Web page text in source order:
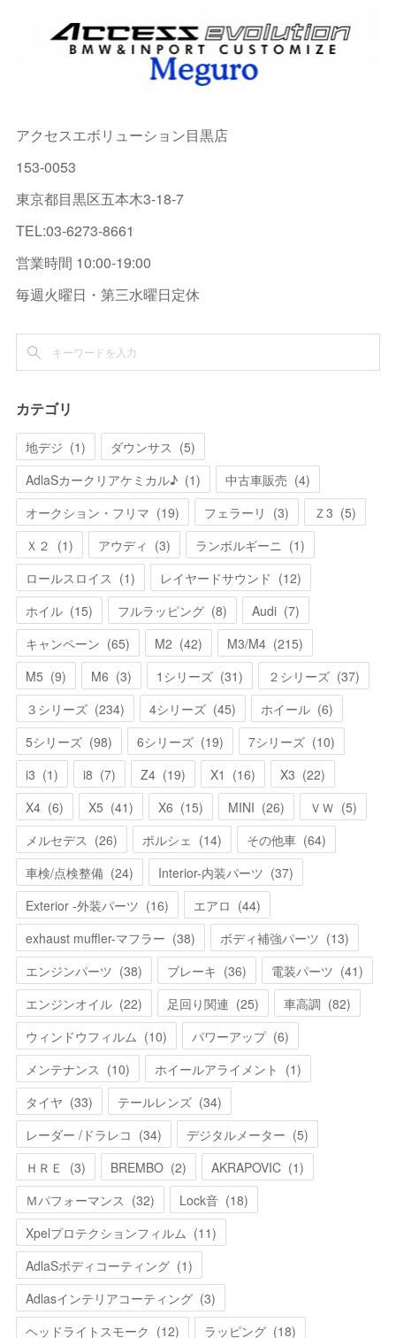
アクセスエボリューション目黒店
153-0053
東京都目黒区五本木3-18-7
TEL:03-6273-8661
営業時間 10:00-19:00
毎週火曜日・第三水曜日定休
カテゴリ
地デジ (1) ダウンサス (5)
AdlaSカークリアケミカル♪ (1) 中古車販売 (4)
オークション・フリマ (19) フェラーリ (3) Ｚ3 (5)
Ｘ２ (1) アウディ (3) ランボルギーニ (1)
ロールスロイス (1) レイヤードサウンド (12)
ホイル (15) フルラッピング (8) Audi (7)
キャンペーン (65) M2 (42) M3/M4 (215)
M5 (9) M6 (3) 1シリーズ (31) ２シリーズ (37)
３シリーズ (234) 4シリーズ (45) ホイール (6)
5シリーズ (98) 6シリーズ (19) 7シリーズ (10)
i3 (1) i8 (7) Z4 (19) X1 (16) X3 (22)
X4 (6) X5 (41) X6 (15) MINI (26) ＶＷ (5)
メルセデス (26) ポルシェ (14) その他車 (64)
車検/点検整備 (24) Interior-内装パーツ (37)
Exterior -外装パーツ (16) エアロ (44)
exhaust muffler-マフラー (38) ボディ補強パーツ (13)
エンジンパーツ (38) ブレーキ (36) 電装パーツ (41)
エンジンオイル (22) 足回り関連 (25) 車高調 (82)
ウィンドウフィルム (10) パワーアップ (6)
メンテナンス (10) ホイールアライメント (1)
タイヤ (33) テールレンズ (34)
レーダー /ドラレコ (34) デジタルメーター (5)
ＨＲＥ
(3) BREMBO (2) AKRAPOVIC (1)
Ｍパフォーマンス (32) Lock音 (18)
Xpelプロテクションフィルム (11)
AdlaSボディコーティング (1)
Adlasインテリアコーティング (3)
ヘッドライトスモーク (12) ラッピング (18)